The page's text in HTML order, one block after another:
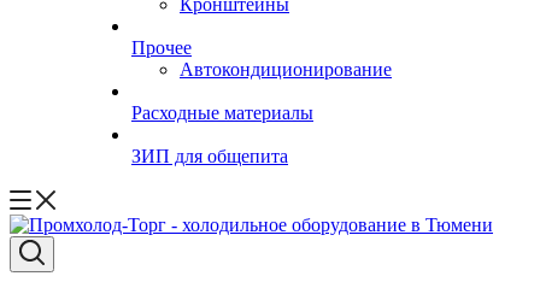
Кронштейны
Прочее
Автокондиционирование
Расходные материалы
ЗИП для общепита